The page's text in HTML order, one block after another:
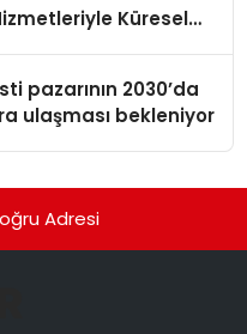
Küresel
pazarının 2030’da
ulaşması bekleniyor
Adresi